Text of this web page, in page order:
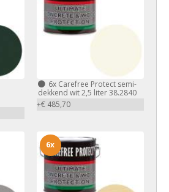
6xCarefree Protect semi-
dekkend wit 2,5 liter 38.2840
+€ 485,70
6x